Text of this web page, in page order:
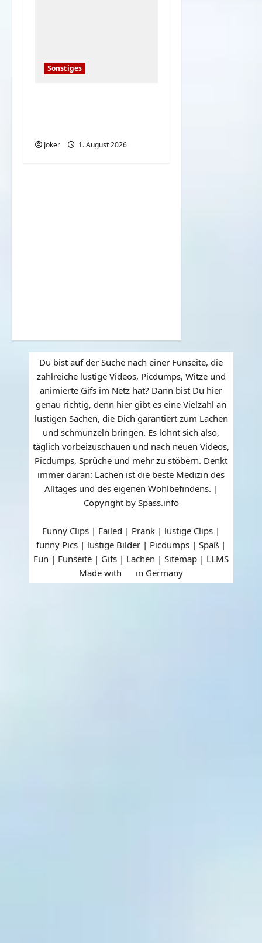
Sonstiges
Joker 1. August 2026
Du bist auf der Suche nach einer Funseite, die
zahlreiche lustige Videos, Picdumps, Witze und
animierte Gifs im Netz hat? Dann bist Du hier
genau richtig, denn hier gibt es eine Vielzahl an
lustigen Sachen, die Dich garantiert zum Lachen
und schmunzeln bringen. Es lohnt sich also,
täglich vorbeizuschauen und nach neuen Videos,
Picdumps, Sprüche und mehr zu stöbern. Denkt
immer daran: Lachen ist die beste Medizin des
Alltages und des eigenen Wohlbefindens. |
Copyright by Spass.info
Funny Clips | Failed | Prank | lustige Clips |
funny Pics | lustige Bilder | Picdumps | Spaß |
Fun | Funseite | Gifs | Lachen | Sitemap | LLMS
Made with
in Germany